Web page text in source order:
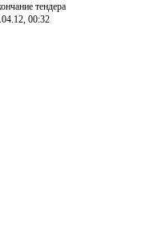
тендера
00:32